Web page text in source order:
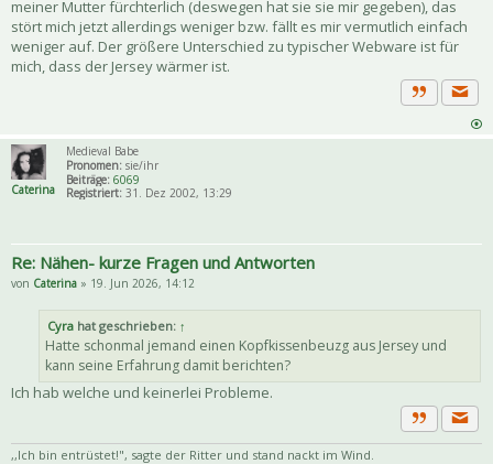
meiner Mutter fürchterlich (deswegen hat sie sie mir gegeben), das
stört mich jetzt allerdings weniger bzw. fällt es mir vermutlich einfach
weniger auf. Der größere Unterschied zu typischer Webware ist für
mich, dass der Jersey wärmer ist.
Zitat
Caterina
Medieval Babe
Pronomen: sie/ihr
Beiträge: 6069
Registriert: 31. Dez 2002, 13:29
Re: Nähen- kurze Fragen und Antworten
von Caterina » 19. Jun 2026, 14:12
Cyra hat geschrieben: ↑
Hatte schonmal jemand einen Kopfkissenbeuzg aus Jersey und
kann seine Erfahrung damit berichten?
Ich hab welche und keinerlei Probleme.
Zitat
,,Ich bin entrüstet!", sagte der Ritter und stand nackt im Wind.